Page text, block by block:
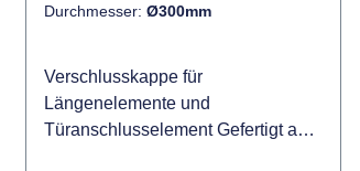
Durchmesser: Ø300mm
Verschlusskappe für
Längenelemente und
Türanschlusselement Gefertigt aus